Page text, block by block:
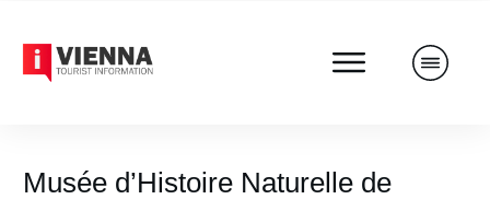
Musée d’Histoire Naturelle de